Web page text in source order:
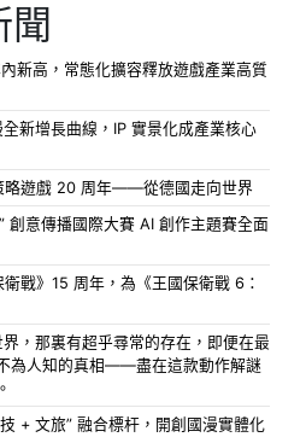
新高，常態化擴容釋放遊戲產業高質
新增長曲線，IP 實景化成產業核心
略遊戲 20 周年——從德國走向世界
創意傳播國際大賽 AI 創作主題賽全面
戰》15 周年，為《王國保衛戰 6：
，那裏有超乎尋常的存在，即便在最
為人知的真相——盡在這款動作解謎
+ 文旅” 融合標杆，開創國漫實體化